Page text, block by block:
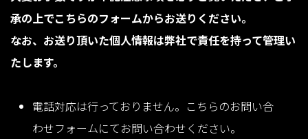
承の上でこちらのフォームからお送りください。
なお、お送り頂いた個人情報は弊社で責任を持って管理い
たします。
電話対応は行っておりません。こちらのお問い合
わせフォームにてお問い合わせください。